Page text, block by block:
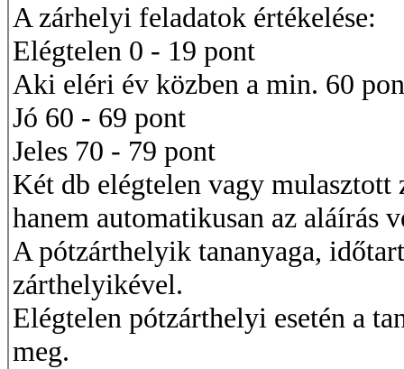
A zárhelyi feladatok értékelése:
Elégtelen 0 - 19 pont
Aki eléri év közben a min. 60
Jó 60 - 69 pont
Jeles 70 - 79 pont
Két db elégtelen vagy
hanem automatikusan az aláírás
A pótzárthelyik tananyaga,
zárthelyikével.
Elégtelen pótzárthelyi esetén a
meg.